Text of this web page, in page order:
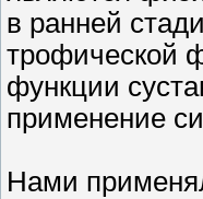
в ранней
трофической
функции
применение
Нами